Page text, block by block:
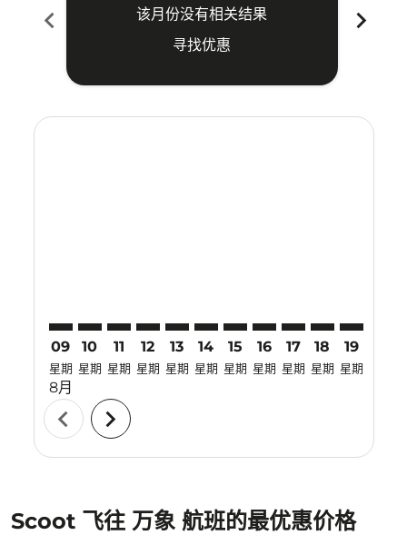
chevron_left
该月份没有相关结果
寻找优惠
chevron_right
09
星期
8月
10
星期
11
星期
12
星期
13
星期
14
星期
15
星期
16
星期
17
星期
18
星期
19
星期
chevron_left chevron_right
Scoot 飞往 万象 航班的最优惠价格